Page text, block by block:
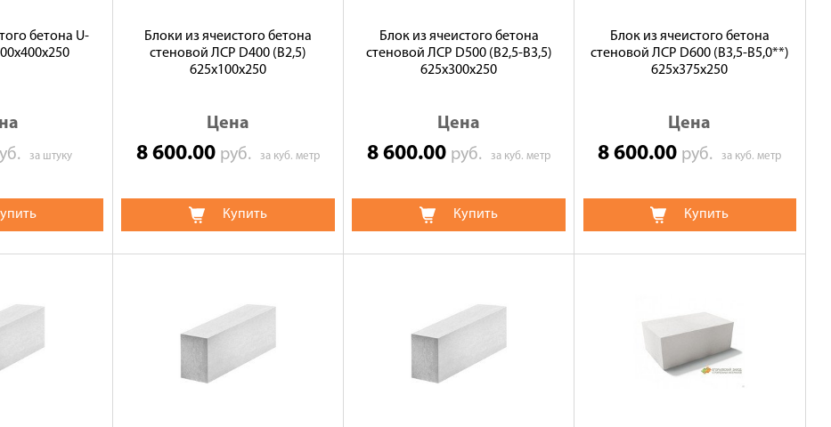
бетона U-
за штуку
Блоки из ячеистого бетона
стеновой ЛСР D400 (B2,5)
625х100х250
Цена
8 600.00 руб. за куб. метр
Купить
Блок из ячеистого бетона
стеновой ЛСР D500 (В2,5-B3,5)
625х300х250
Цена
8 600.00 руб.за куб. метр
Купить
Блок из ячеистого бетона
стеновой ЛСР D600 (В3,5-B5,0**)
625х375х250
Цена
8 600.00 руб.за куб. метр
Купить